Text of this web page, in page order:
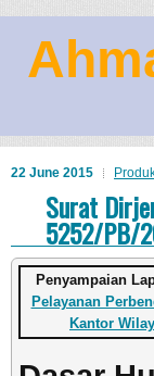
22 June 2015
Surat
5252/PB/
Penyampaian
Pelayanan
Kantor